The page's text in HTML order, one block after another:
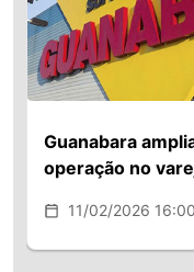
Guanabara
operação no
11/02/2026 16:00